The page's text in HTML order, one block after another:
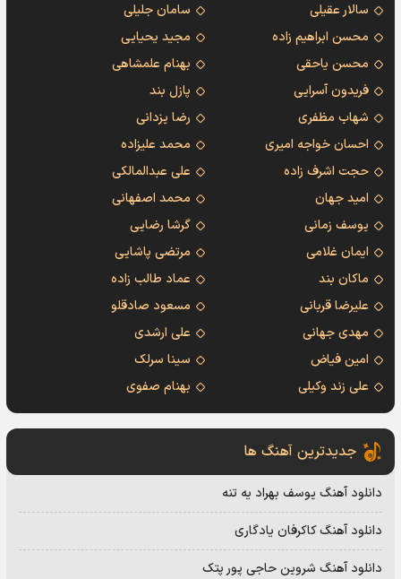
سالار عقیلی
سامان جلیلی
محسن ابراهیم زاده
مجید یحیایی
محسن یاحقی
بهنام علمشاهی
فریدون آسرایی
پازل بند
شهاب مظفری
رضا یزدانی
احسان خواجه امیری
محمد علیزاده
حجت اشرف زاده
علی عبدالمالکی
امید جهان
محمد اصفهانی
یوسف زمانی
گرشا رضایی
ایمان غلامی
مرتضی پاشایی
ماکان بند
عماد طالب زاده
علیرضا قربانی
مسعود صادقلو
مهدی جهانی
علی ارشدی
امین فیاض
سینا سرلک
علی زند وکیلی
بهنام صفوی
جدیدترین آهنگ ها
دانلود آهنگ یوسف بهراد یه تنه
دانلود آهنگ کاکرفان یادگاری
دانلود آهنگ شروین حاجی پور پتک